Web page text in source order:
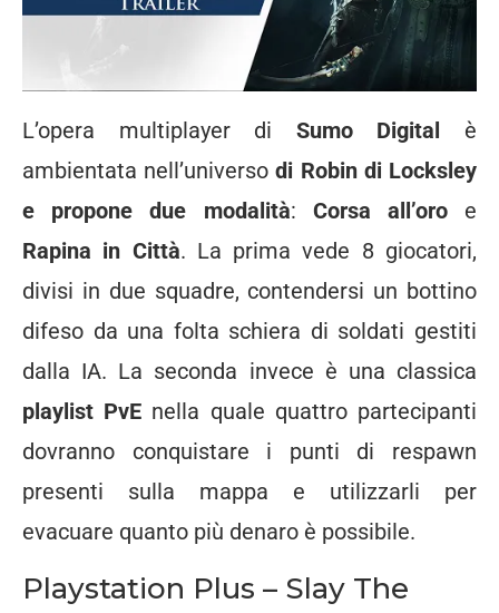
L’opera multiplayer di Sumo Digital è
ambientata nell’universo di Robin di Locksley
e propone due modalità: Corsa all’oroe
Rapina in Città. La prima vede 8 giocatori,
divisi in due squadre, contendersi un bottino
difeso da una folta schiera di soldati gestiti
dalla IA. La seconda invece è una classica
playlist PvE nella quale quattro partecipanti
dovranno conquistare i punti di respawn
presenti sulla mappa e utilizzarli per
evacuare quanto più denaro è possibile.
Playstation Plus – Slay The